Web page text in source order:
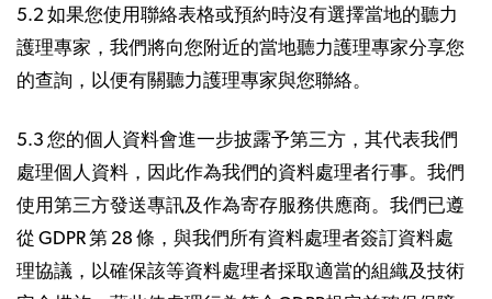
5.2 如果您使用聯絡表格或預約時沒有選擇當地的聽力
護理專家，我們將向您附近的當地聽力護理專家分享您
的查詢，以便有關聽力護理專家與您聯絡。
5.3 您的個人資料會進一步披露予第三方，其代表我們
處理個人資料，因此作為我們的資料處理者行事。我們
使用第三方發送專訊及作為寄存服務供應商。我們已遵
從 GDPR 第 28 條，與我們所有資料處理者簽訂資料處
理協議，以確保該等資料處理者採取適當的組織及技術